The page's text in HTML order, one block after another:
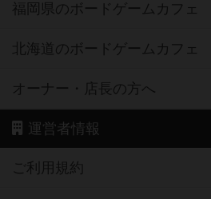
福岡県のボードゲームカフェ
北海道のボードゲームカフェ
オーナー・店長の方へ
運営者情報
ご利用規約